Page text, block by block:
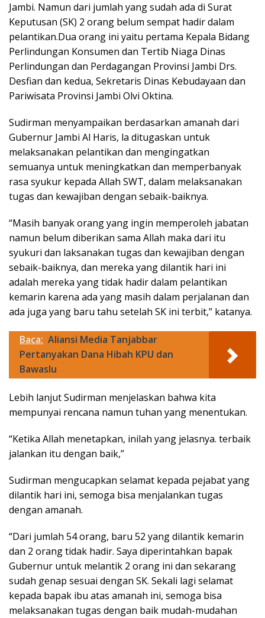
Jambi. Namun dari jumlah yang sudah ada di Surat
Keputusan (SK) 2 orang belum sempat hadir dalam
pelantikan.Dua orang ini yaitu pertama Kepala Bidang
Perlindungan Konsumen dan Tertib Niaga Dinas
Perlindungan dan Perdagangan Provinsi Jambi Drs.
Desfian dan kedua, Sekretaris Dinas Kebudayaan dan
Pariwisata Provinsi Jambi Olvi Oktina.
Sudirman menyampaikan berdasarkan amanah dari
Gubernur Jambi Al Haris, la ditugaskan untuk
melaksanakan pelantikan dan mengingatkan
semuanya untuk meningkatkan dan memperbanyak
rasa syukur kepada Allah SWT, dalam melaksanakan
tugas dan kewajiban dengan sebaik-baiknya.
“Masih banyak orang yang ingin memperoleh jabatan
namun belum diberikan sama Allah maka dari itu
syukuri dan laksanakan tugas dan kewajiban dengan
sebaik-baiknya, dan mereka yang dilantik hari ini
adalah mereka yang tidak hadir dalam pelantikan
kemarin karena ada yang masih dalam perjalanan dan
ada juga yang baru tahu setelah SK ini terbit,” katanya.
Baca: Aliansi Media Tanjabbar
Pertanyakan Dana Hibah KPU dan
Bawaslu
Lebih lanjut Sudirman menjelaskan bahwa kita
mempunyai rencana namun tuhan yang menentukan.
“Ketika Allah menetapkan, inilah yang jelasnya. terbaik
jalankan itu dengan baik,”
Sudirman mengucapkan selamat kepada pejabat yang
dilantik hari ini, semoga bisa menjalankan tugas
dengan amanah.
“Dari jumlah 54 orang, baru 52 yang dilantik kemarin
dan 2 orang tidak hadir. Saya diperintahkan bapak
Gubernur untuk melantik 2 orang ini dan sekarang
sudah genap sesuai dengan SK. Sekali lagi selamat
kepada bapak ibu atas amanah ini, semoga bisa
melaksanakan tugas dengan baik mudah-mudahan